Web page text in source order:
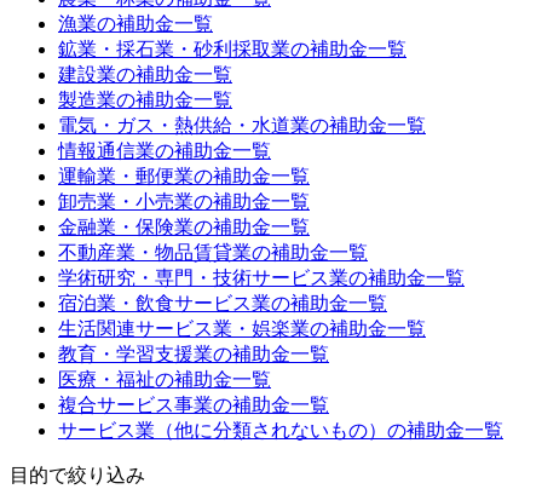
漁業の補助金一覧
鉱業・採石業・砂利採取業の補助金一覧
建設業の補助金一覧
製造業の補助金一覧
電気・ガス・熱供給・水道業の補助金一覧
情報通信業の補助金一覧
運輸業・郵便業の補助金一覧
卸売業・小売業の補助金一覧
金融業・保険業の補助金一覧
不動産業・物品賃貸業の補助金一覧
学術研究・専門・技術サービス業の補助金一覧
宿泊業・飲食サービス業の補助金一覧
生活関連サービス業・娯楽業の補助金一覧
教育・学習支援業の補助金一覧
医療・福祉の補助金一覧
複合サービス事業の補助金一覧
サービス業（他に分類されないもの） の補助金一覧
目的で絞り込み